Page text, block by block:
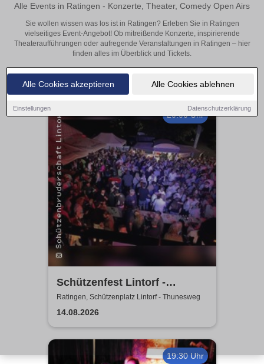
Alle Cookies akzeptieren Alle Cookies ablehnen
Einstellungen Datenschutzerklärung
Alle Events in Ratingen - Konzerte, Theater, Comedy Open Airs
Sie wollen wissen was los ist in Ratingen? Erleben Sie in Ratingen
vielseitiges Event-Angebot! Ob mitreißende Konzerte, inspirierende
Theateraufführungen oder aufregende Veranstaltungen in Ratingen – hier
finden alles im Überblick und Tickets.
20:00 Uhr
Schützenfest Lintorf -
Zeltparty - St. Seb.
Schützenbruderschaft Lintorf
Ratingen, Schützenplatz Lintorf - Thunesweg
14.08.2026
19:30 Uhr